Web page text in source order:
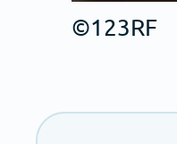
©123RF